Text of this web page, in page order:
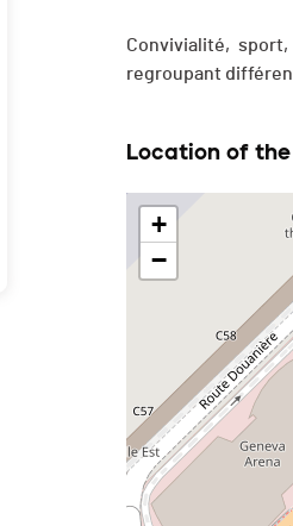
Convivialité,
regroupant
Location of
+
−